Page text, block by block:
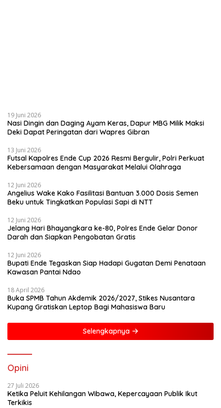
19 Juni 2026
Nasi Dingin dan Daging Ayam Keras, Dapur MBG Milik Maksi
Deki Dapat Peringatan dari Wapres Gibran
13 Juni 2026
Futsal Kapolres Ende Cup 2026 Resmi Bergulir, Polri Perkuat
Kebersamaan dengan Masyarakat Melalui Olahraga
12 Juni 2026
Angelius Wake Kako Fasilitasi Bantuan 3.000 Dosis Semen
Beku untuk Tingkatkan Populasi Sapi di NTT
12 Juni 2026
Jelang Hari Bhayangkara ke-80, Polres Ende Gelar Donor
Darah dan Siapkan Pengobatan Gratis
12 Juni 2026
Bupati Ende Tegaskan Siap Hadapi Gugatan Demi Penataan
Kawasan Pantai Ndao
18 April 2026
Buka SPMB Tahun Akdemik 2026/2027, Stikes Nusantara
Kupang Gratiskan Leptop Bagi Mahasiswa Baru
Selengkapnya
Opini
27 Juli 2026
Ketika Peluit Kehilangan Wibawa, Kepercayaan Publik Ikut
Terkikis